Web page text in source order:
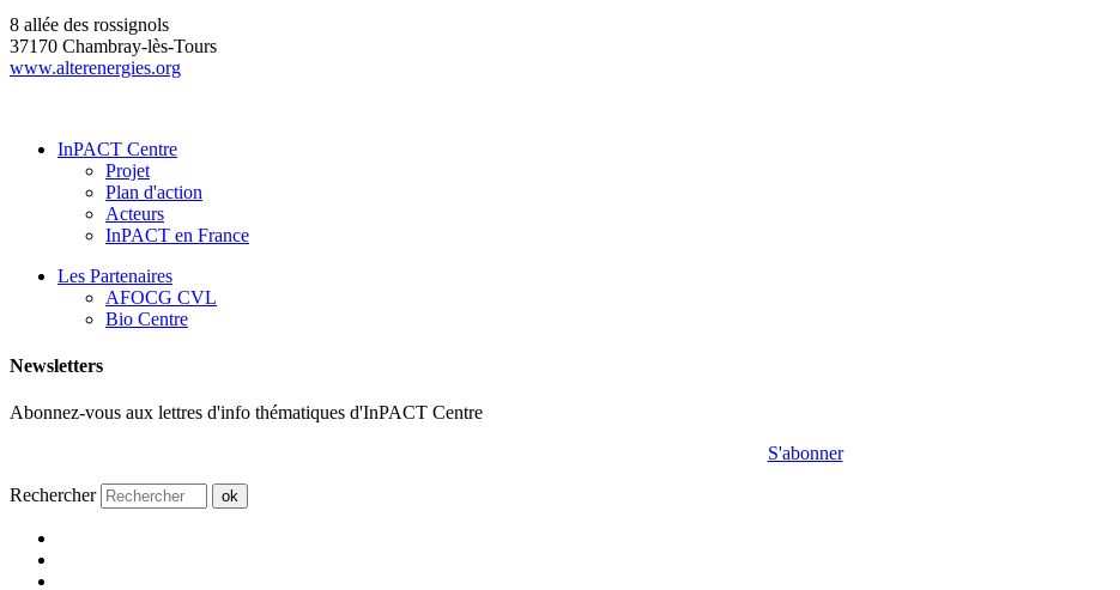
8 allée des rossignols
37170 Chambray-lès-Tours
www.alterenergies.org
InPACT Centre
Projet
Plan d'action
Acteurs
InPACT en France
Les Partenaires
AFOCG CVL
Bio Centre
Newsletters
Abonnez-vous aux lettres d'info thématiques d'InPACT Centre
S'abonner
Rechercher ok